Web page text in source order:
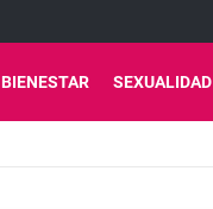
BIENESTAR SEXUALIDAD